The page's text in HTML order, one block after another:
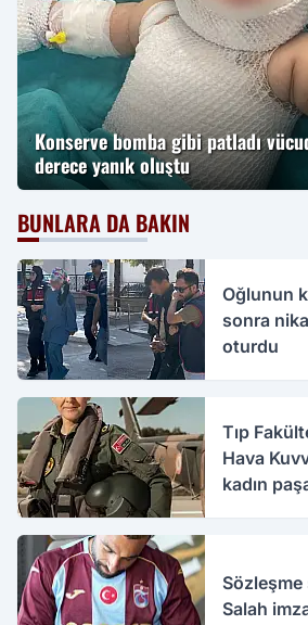
Konserve bomba gibi patladı
derece yanık oluştu
BUNLARA DA BAKIN
Oğlunun
sonra
oturdu
Tıp
Hava
kadın
Sözleşme
Salah